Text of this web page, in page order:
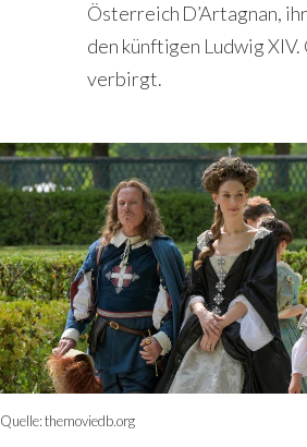
Österreich D’Artagnan,
den künftigen Ludwig
verbirgt.
Quelle:themoviedb.org